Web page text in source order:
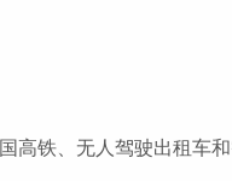
铁、无人驾驶出租车